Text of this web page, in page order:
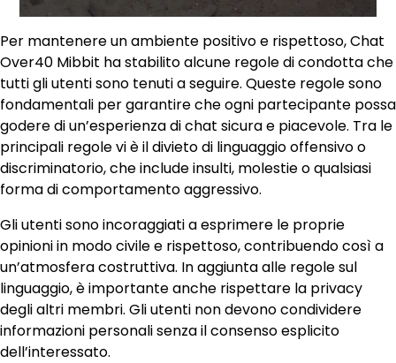
Per mantenere un ambiente positivo e rispettoso, Chat
Over40 Mibbit ha stabilito alcune regole di condotta che
tutti gli utenti sono tenuti a seguire. Queste regole sono
fondamentali per garantire che ogni partecipante possa
godere di un’esperienza di chat sicura e piacevole. Tra le
principali regole vi è il divieto di linguaggio offensivo o
discriminatorio, che include insulti, molestie o qualsiasi
forma di comportamento aggressivo.
Gli utenti sono incoraggiati a esprimere le proprie
opinioni in modo civile e rispettoso, contribuendo così a
un’atmosfera costruttiva. In aggiunta alle regole sul
linguaggio, è importante anche rispettare la privacy
degli altri membri. Gli utenti non devono condividere
informazioni personali senza il consenso esplicito
dell’interessato.